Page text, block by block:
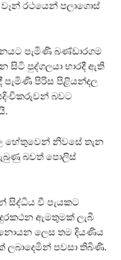
වෑන් රථයෙන් පලාගොස්
පැමිණි බණ්ඩාරගම
සිටි පුද්ගලයා භාරදී ඇති
පැමිණි පිරිස පිළියන්දල
බවට
හේතුවෙන් නිවසේ තැන
බවත් පොලිස්
සිද්ධිය වී පැයකට
ඇමතුමක් ලැබී
ලෙස තම දියණිය
ලබාදෙමින් පවසා තිබිණි.